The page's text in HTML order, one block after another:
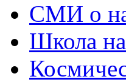
СМИ о
Школа